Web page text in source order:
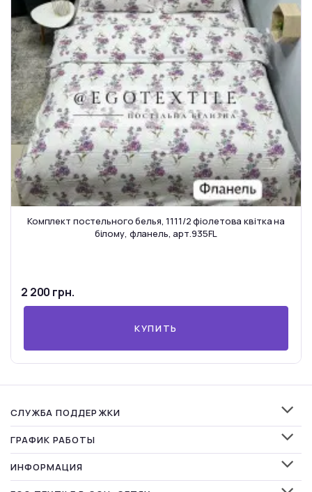
Комплект постельного белья, 1111/2 фіолетова квітка на
білому, фланель, арт.935FL
2 200 грн.
КУПИТЬ
СЛУЖБА ПОДДЕРЖКИ
ГРАФИК РАБОТЫ
ИНФОРМАЦИЯ